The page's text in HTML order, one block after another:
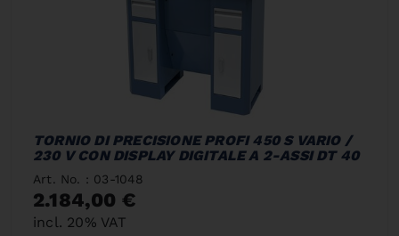
TORNIO DI PRECISIONE PROFI 450 S VARIO /
230 V CON DISPLAY DIGITALE A 2-ASSI DT 40
Art. No. : 03-1048
2.184,00 €
incl. 20% VAT